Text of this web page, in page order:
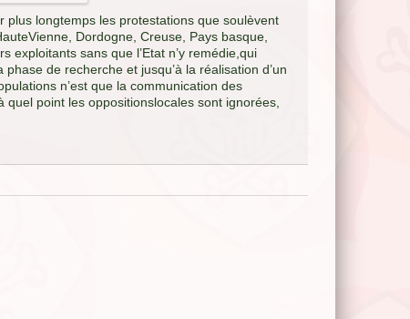
longtemps les protestations que soulèvent
Dordogne, Creuse, Pays basque,
sans que l’Etat n’y remédie,qui
de recherche et jusqu’à la réalisation d’un
n’est que la communication des
point les oppositionslocales sont ignorées,